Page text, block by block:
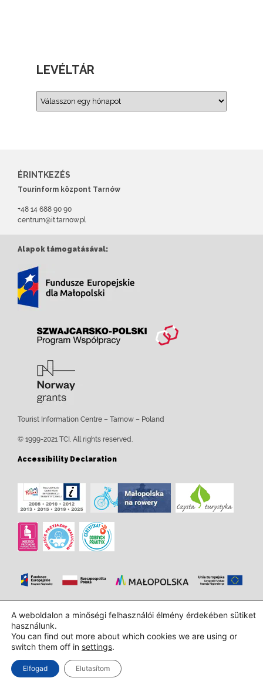
LEVÉLTÁR
ÉRINTKEZÉS
Tourinform központ Tarnów
+48 14 688 90 90
centrum@it.tarnow.pl
Alapok támogatásával:
Tourist Information Centre – Tarnow – Poland
© 1999-2021 TCI. All rights reserved.
Accessibility Declaration
Tervezés és kivitelezés:InTechHouse.com
A weboldalon a minőségi felhasználói élmény érdekében sütiket
használunk.
You can find out more about which cookies we are using or
switch them off in settings.
Elfogad Elutasítom